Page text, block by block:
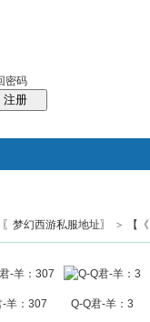
密码
注册
帖子
搜
〖梦幻西游私服地址〗 > 【
-羊：307 Q-Q君-羊：3